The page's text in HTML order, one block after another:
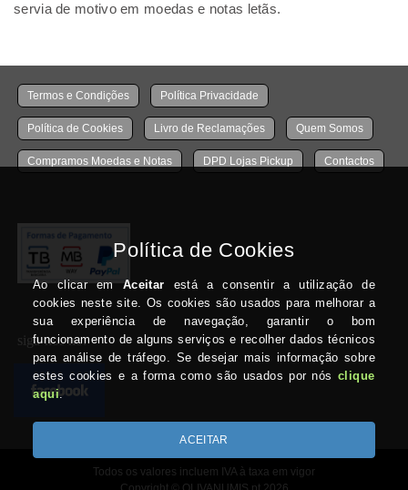
servia de motivo em moedas e notas letãs.
Termos e Condições Política Privacidade
Política de Cookies Livro de Reclamações Quem Somos
Compramos Moedas e Notas DPD Lojas Pickup Contactos
siga-nos no:
Todos os valores incluem IVA à taxa em vigor